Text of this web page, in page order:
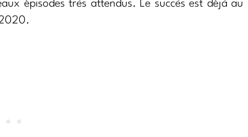
épisodes très attendus. Le succès est déjà au